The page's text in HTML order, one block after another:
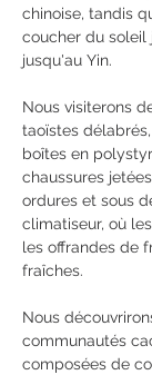
chinoise, tandis
coucher du soleil
jusqu'au Yin.
Nous visiterons
taoïstes
boîtes en
chaussures
ordures et sous
climatiseur, où
les offrandes de
fraîches.
Nous
communautés
composées de